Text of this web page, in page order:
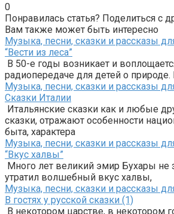
0
Понравилась статья? Поделиться с
Вам также может быть интересно
Музыка, песни, сказки и рассказы
“Вести из леса”
В 50-е годы возникает и
радиопередаче для детей о
Музыка, песни, сказки и рассказы
Сказки Италии
Итальянские сказки как и любые
сказки, отражают особенности
быта, характера
Музыка, песни, сказки и рассказы
“Вкус халвы”
Много лет великий эмир Бухары не
утратил волшебный вкус халвы,
Музыка, песни, сказки и рассказы
В гостях у русской сказки (1)
В некотором царстве, в некотором